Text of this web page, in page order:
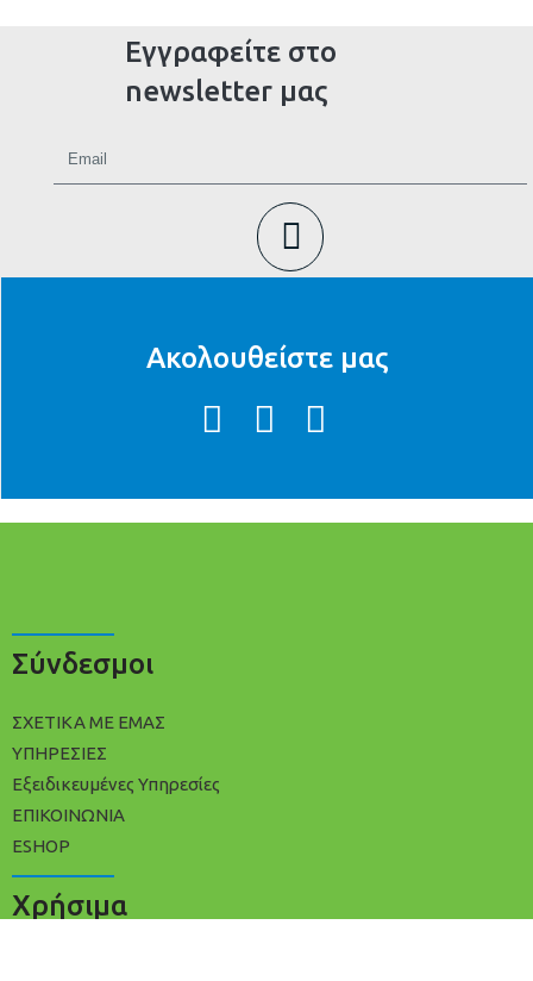
Εγγραφείτε στο
newsletter μας
Ακολουθείστε μας
Σύνδεσμοι
ΣΧΕΤΙΚΑ ΜΕ ΕΜΑΣ
ΥΠΗΡΕΣΙΕΣ
Εξειδικευμένες Υπηρεσίες
ΕΠΙΚΟΙΝΩΝΙΑ
ESHOP
Χρήσιμα